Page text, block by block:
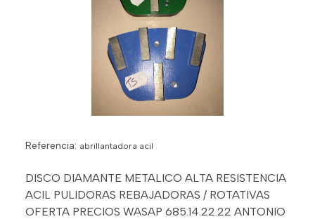
Referencia: abrillantadora acil
DISCO DIAMANTE METALICO ALTA RESISTENCIA
ACIL PULIDORAS REBAJADORAS / ROTATIVAS
OFERTA PRECIOS WASAP 685.14.22.22 ANTONIO